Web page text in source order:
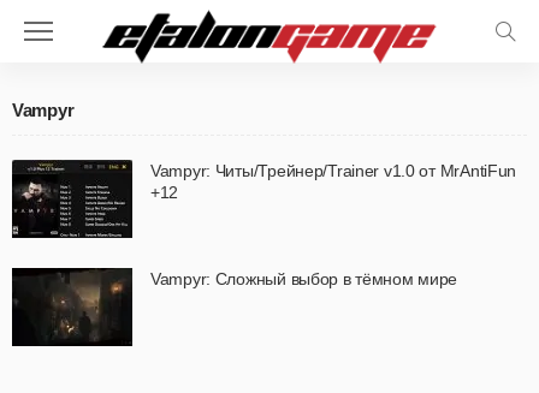
Vampyr
Vampyr: Читы/Трейнер/Trainer v1.0 от MrAntiFun
+12
Vampyr: Сложный выбор в тёмном мире